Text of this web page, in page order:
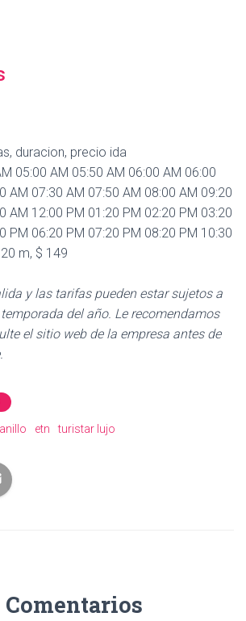
duracion, precio ida
05:00 AM 05:50 AM 06:00 AM 06:00
AM 07:30 AM 07:50 AM 08:00 AM 09:20
AM 12:00 PM 01:20 PM 02:20 PM 03:20
PM 06:20 PM 07:20 PM 08:20 PM 10:30
m, $ 149
y las tarifas pueden estar sujetos a
del año. Le recomendamos
el sitio web de la empresa antes de
etn turistar lujo
Comentarios